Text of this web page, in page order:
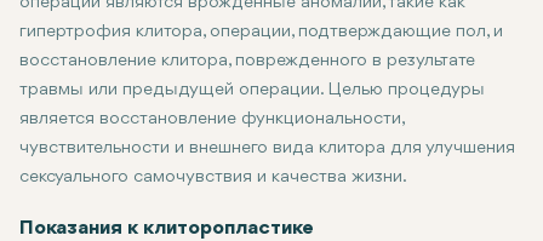
видами операций, качество жизни, которое этот вид
хирургии обеспечивает пациенту, в некоторых случаях не
имеет себе равных. Мы подробно рассмотрим, что такое
клиторопластика, ее цели, методы, риски и последующий
уход, чтобы все, кто собирается сделать эту процедуру,
могли лучше ее понять.
гипертрофия клитора, операции, подтверждающие пол, и
восстановление клитора, поврежденного в результате
травмы или предыдущей операции. Целью процедуры
является восстановление функциональности,
чувствительности и внешнего вида клитора для улучшения
сексуального самочувствия и качества жизни.
Показания к клиторопластике